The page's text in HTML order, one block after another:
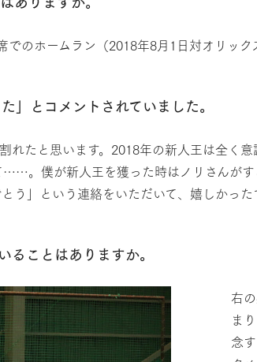
のホームラン（2018年8月1日対オリック
」とコメントされていました。
れたと思います。2018年の新人王は全く
。僕が新人王を獲った時はノリさんが
」という連絡をいただいて、嬉しかった
ることはありますか。
右
ま
念